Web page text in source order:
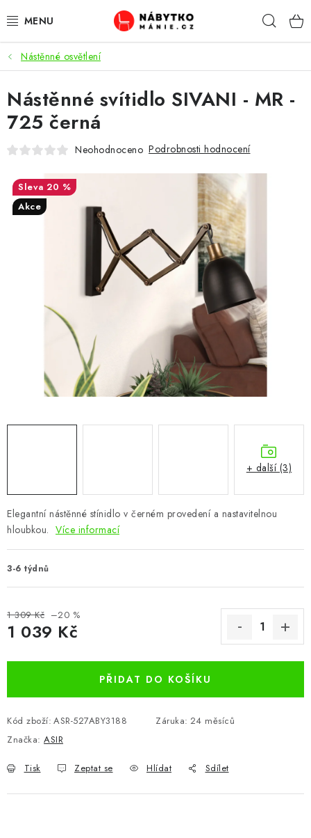
na
OBÝVACÍ POKOJ
KUCHYŇ A JÍDELNA
LOŽNICE
KANCELÁŘ / PRACOVNA
CHOVATELSKÉ POTŘEBY
DOPLŇKY A DEKORACE
ZAHRADA
OSTATNÍ
VÝPRODEJ
Vše o nákupu Info
Reklamace a odstoupení od smlouvy
Nástěnné osvětlení
Elegantní nástěnné stínidlo v černém provedení a nastavitelnou
hloubkou. Více informací
3-6 týdnů
1 309 Kč –20 %
1 039 Kč
PŘIDAT DO KOŠÍKU
Kód zboží: ASR-527ABY3188 Záruka: 24 měsíců
Značka: ASIR
Tisk Zeptat se Hlídat Sdílet
Nástěnné svítidlo SIVANI - MR -
725 černá
Neohodnoceno Podrobnosti hodnocení
20 %
Akce
+ další (3)